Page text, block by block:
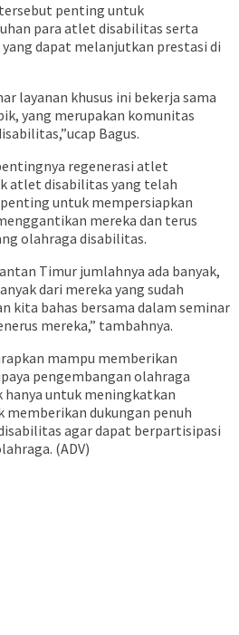
penting untuk
para atlet disabilitas serta
dapat melanjutkan prestasi di
layanan khusus ini bekerja sama
yang merupakan komunitas
Bagus.
regenerasi atlet
atlet disabilitas yang telah
untuk mempersiapkan
mereka dan terus
olahraga disabilitas.
Timur jumlahnya ada banyak,
dari mereka yang sudah
kita bahas bersama dalam seminar
mereka,” tambahnya.
mampu memberikan
pengembangan olahraga
untuk meningkatkan
dukungan penuh
agar dapat berpartisipasi
(ADV)